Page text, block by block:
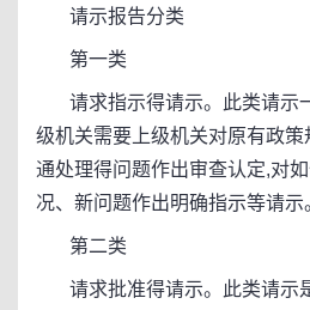
请示报告分类
第一类
请求指示得请示。此类请示
级机关需要上级机关对原有政
通处理得问题作出审查认定,对
况、新问题作出明确指示等请示
第二类
请求批准得请示。此类请示